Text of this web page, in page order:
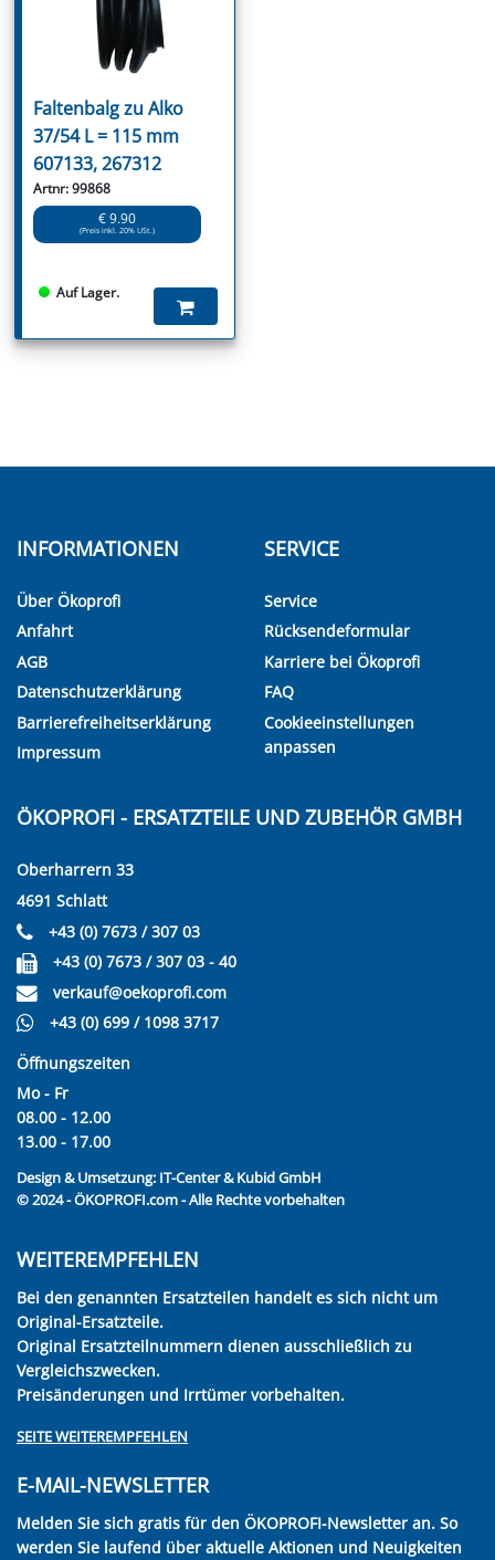
Faltenbalg zu Alko
37/54 L = 115 mm
607133, 267312
Artnr: 99868
€ 9.90
(Preis inkl. 20% USt.)
Auf Lager.
INFORMATIONEN
Über Ökoprofi
Anfahrt
AGB
Datenschutzerklärung
Barrierefreiheitserklärung
Impressum
SERVICE
Service
Rücksendeformular
Karriere bei Ökoprofi
FAQ
Cookieeinstellungen
anpassen
ÖKOPROFI - ERSATZTEILE UND ZUBEHÖR GMBH
Oberharrern 33
4691 Schlatt
+43 (0) 7673 / 307 03
+43 (0) 7673 / 307 03 - 40
verkauf@oekoprofi.com
+43 (0) 699 / 1098 3717
Öffnungszeiten
Mo - Fr
08.00 - 12.00
13.00 - 17.00
Design & Umsetzung: IT-Center & Kubid GmbH
© 2024 - ÖKOPROFI.com - Alle Rechte vorbehalten
WEITEREMPFEHLEN
Bei den genannten Ersatzteilen handelt es sich nicht um
Original-Ersatzteile.
Original Ersatzteilnummern dienen ausschließlich zu
Vergleichszwecken.
Preisänderungen und Irrtümer vorbehalten.
SEITE WEITEREMPFEHLEN
E-MAIL-NEWSLETTER
Melden Sie sich gratis für den ÖKOPROFI-Newsletter an. So
werden Sie laufend über aktuelle Aktionen und Neuigkeiten